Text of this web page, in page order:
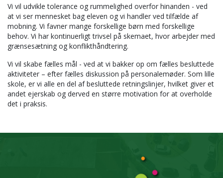
Vi vil udvikle tolerance og rummelighed overfor hinanden - ved
at vi ser mennesket bag eleven og vi handler ved tilfælde af
mobning. Vi favner mange forskellige børn med forskellige
behov. Vi har kontinuerligt trivsel på skemaet, hvor arbejder med
grænsesætning og konflikthåndtering.
Vi vil skabe fælles mål - ved at vi bakker op om fælles besluttede
aktiviteter – efter fælles diskussion på personalemøder. Som lille
skole, er vi alle en del af besluttede retningslinjer, hvilket giver et
andet ejerskab og derved en større motivation for at overholde
det i praksis.